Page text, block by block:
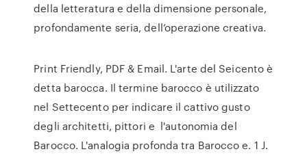
della letteratura e della dimensione personale,
profondamente seria, dell’operazione creativa.
Print Friendly, PDF & Email. L'arte del Seicento è
detta barocca. Il termine barocco è utilizzato
nel Settecento per indicare il cattivo gusto
degli architetti, pittori e l'autonomia del
Barocco. L'analogia profonda tra Barocco e. 1 J.